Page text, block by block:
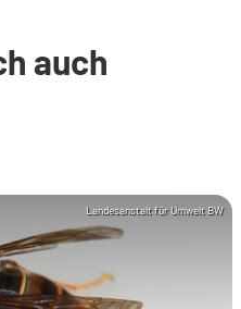
auch
Landesanstalt für Umwelt BW